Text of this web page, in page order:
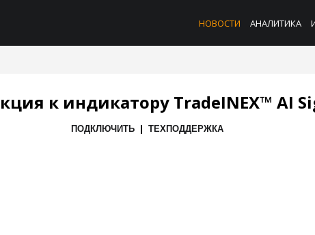
НОВОСТИ АНАЛИТИКА
к индикатору TradeINEX™ AI
ПОДКЛЮЧИТЬ| ТЕХПОДДЕРЖКА